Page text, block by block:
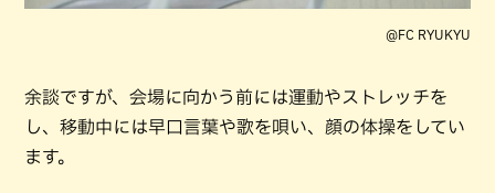
@FC RYUKYU
余談ですが、会場に向かう前には運動やストレッチを
し、移動中には早口言葉や歌を唄い、顔の体操をしてい
ます。